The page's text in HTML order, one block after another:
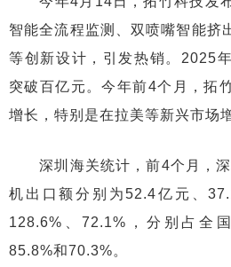
智能全流程监测、双喷嘴智能挤
等创新设计，引发热销。2025
突破百亿元。今年前4个月，拓
增长，特别是在拉美等新兴市场
深圳海关统计，前4个月，深
机出口额分别为52.4亿元、
128.6%、72.1%，分别占全
85.8%和70.3%。